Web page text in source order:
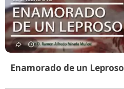
Enamorado de un Leproso